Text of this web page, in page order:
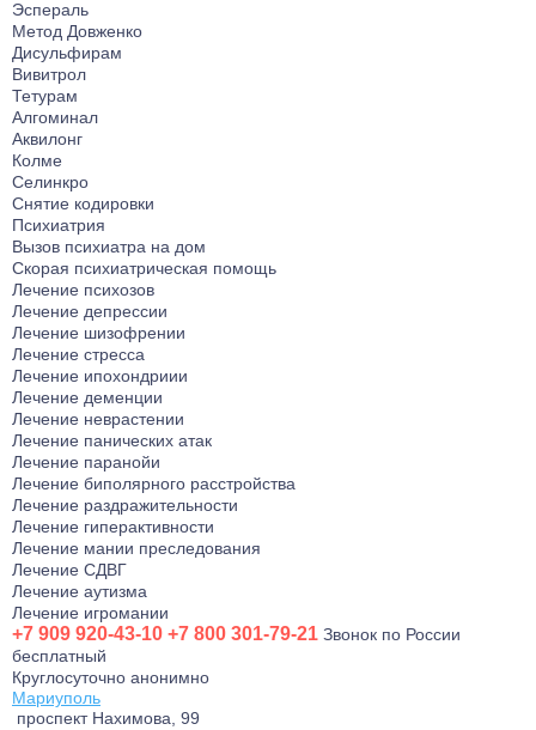
Эспераль
Метод Довженко
Дисульфирам
Вивитрол
Тетурам
Алгоминал
Аквилонг
Колме
Селинкро
Снятие кодировки
Психиатрия
Вызов психиатра на дом
Скорая психиатрическая помощь
Лечение психозов
Лечение депрессии
Лечение шизофрении
Лечение стресса
Лечение ипохондриии
Лечение деменции
Лечение неврастении
Лечение панических атак
Лечение паранойи
Лечение биполярного расстройства
Лечение раздражительности
Лечение гиперактивности
Лечение мании преследования
Лечение СДВГ
Лечение аутизма
Лечение игромании
+7 909 920-43-10 +7 800 301-79-21 Звонок по России
бесплатный
Круглосуточно анонимно
Мариуполь
проспект Нахимова, 99